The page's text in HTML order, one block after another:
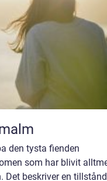
den tysta fienden
som har blivit
Det beskriver en